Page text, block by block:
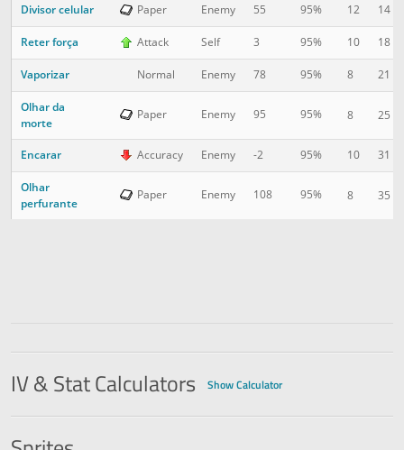
Divisor celular Paper Enemy 55 95% 12 14
Reter força Attack Self 3 95% 10 18
Vaporizar Normal Enemy 78 95% 8 21
Olhar da
morte
Paper Enemy 95 95% 8 25
Encarar Accuracy Enemy -2 95% 10 31
Olhar
perfurante
Paper Enemy 108 95% 8 35
IV & Stat Calculators Show Calculator